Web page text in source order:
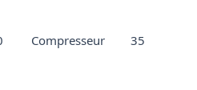
Compresseur 35